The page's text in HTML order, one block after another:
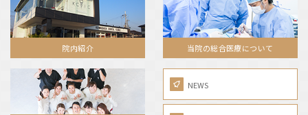
院内紹介 当院の総合医療について
NEWS